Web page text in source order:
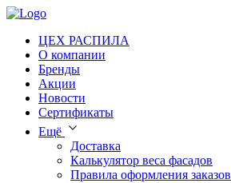
ЦЕХ РАСПИЛА
О компании
Бренды
Акции
Новости
Сертификаты
Ещё
Доставка
Калькулятор веса фасадов
Правила оформления заказов